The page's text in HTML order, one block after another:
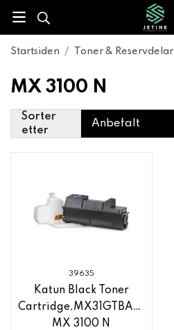
Startsiden / Toner & Reservdelar
MX 3100 N
Sorter
etter
39635
Katun Black Toner
Cartridge,MX31GTBA,Sharp
MX 3100 N